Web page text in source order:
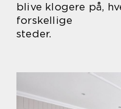
blive klogere på,
forskellige
steder.